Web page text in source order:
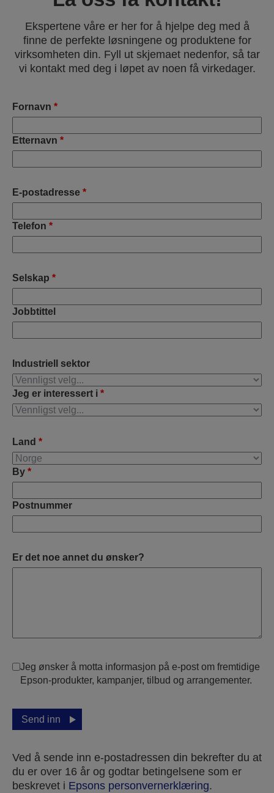
Ekspertene våre er her for å hjelpe deg med å
finne de perfekte løsningene og produktene for
virksomheten din. Fyll ut skjemaet nedenfor, så tar
vi kontakt med deg i løpet av noen få virkedager.
Fornavn *
Etternavn *
E-postadresse *
Telefon *
Selskap *
Jobbtittel
Industriell sektor
Jeg er interessert i *
Land *
By *
Postnummer
Er det noe annet du ønsker?
Jeg ønsker å motta informasjon på e-post om fremtidige
Epson-produkter, kampanjer, tilbud og arrangementer.
Send inn
Ved å sende inn e-postadressen din bekrefter du at
du er over 16 år og godtar betingelsene som er
beskrevet i Epsons personvernerklæring.